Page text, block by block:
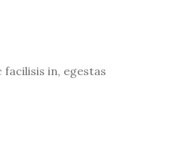
facilisis in, egestas